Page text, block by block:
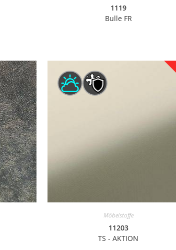
1119
Bulle FR
Möbelstoffe
11203
TS - AKTION